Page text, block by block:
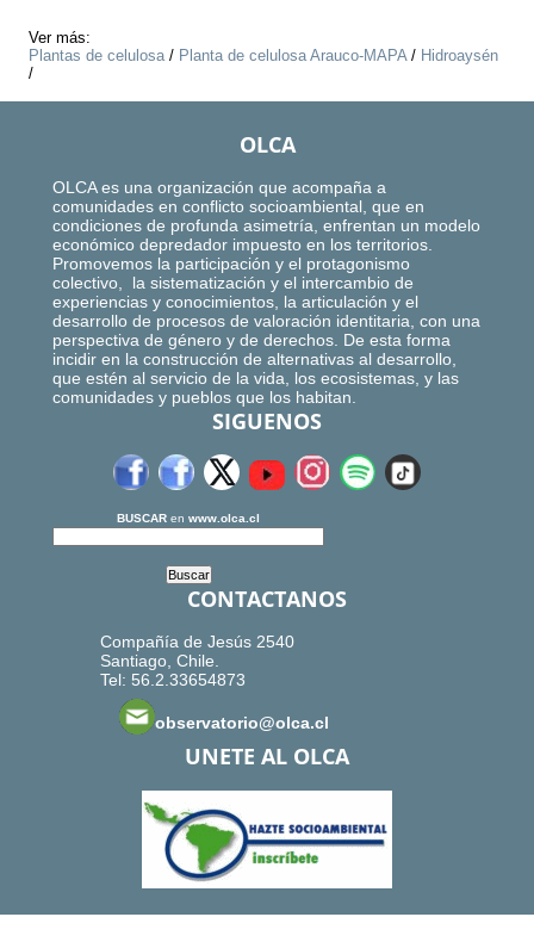
Ver más:
Plantas de celulosa/ Planta de celulosa Arauco-MAPA/ Hidroaysén
/
OLCA
OLCA es una organización que acompaña a
comunidades en conflicto socioambiental, que en
condiciones de profunda asimetría, enfrentan un modelo
económico depredador impuesto en los territorios.
Promovemos la participación y el protagonismo
colectivo, la sistematización y el intercambio de
experiencias y conocimientos, la articulación y el
desarrollo de procesos de valoración identitaria, con una
perspectiva de género y de derechos. De esta forma
incidir en la construcción de alternativas al desarrollo,
que estén al servicio de la vida, los ecosistemas, y las
comunidades y pueblos que los habitan.
SIGUENOS
BUSCAR en www.olca.cl
CONTACTANOS
Compañía de Jesús 2540
Santiago, Chile.
Tel: 56.2.33654873
observatorio@olca.cl
UNETE AL OLCA